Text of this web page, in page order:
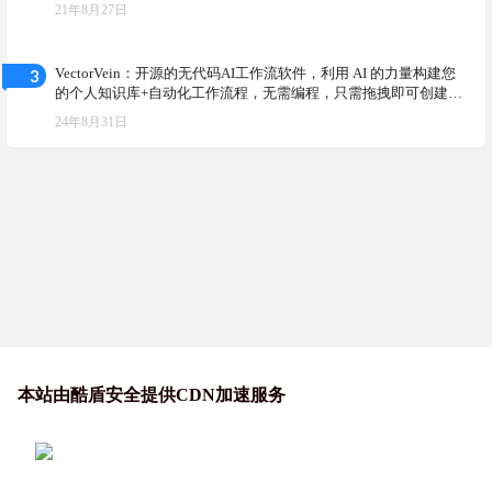
21年8月27日
3
VectorVein：开源的无代码AI工作流软件，利用 AI 的力量构建您
的个人知识库+自动化工作流程，无需编程，只需拖拽即可创建强
大的工作流，自动化所有任务
24年8月31日
本站由酷盾安全提供CDN加速服务